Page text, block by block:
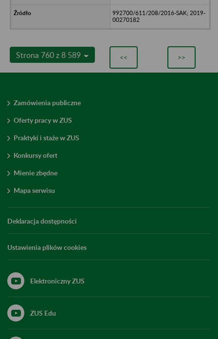
992700/611/208/2016-SAK; 2019-
00270182
Strona 760 z 8 589 << >>
Zamówienia publiczne
Oferty pracy w ZUS
Praktyki i staże w ZUS
Konkursy ofert
Mienie zbędne
Mapa serwisu
Deklaracja dostępności
Ustawienia plików cookies
Elektroniczny ZUS
ZUS Edu